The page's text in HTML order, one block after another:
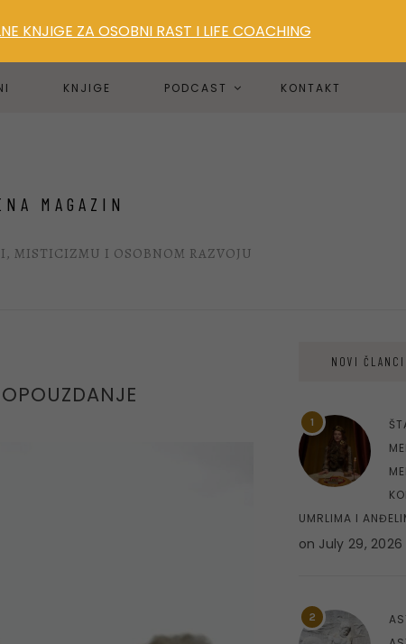
KNJIGE PODCAST KONTAKT
MAGAZIN
MISTICIZMU I OSOBNOM RAZVOJU
NOVI ČLANCI
1
UMRLIMA I
on July 29, 2026
2
KNJIGE ZA OSOBNI RAST I LIFE COACHING